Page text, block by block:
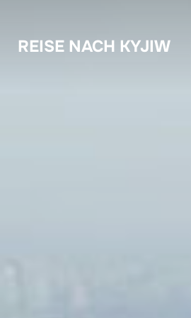
InhaltREISE NACH KYJIW